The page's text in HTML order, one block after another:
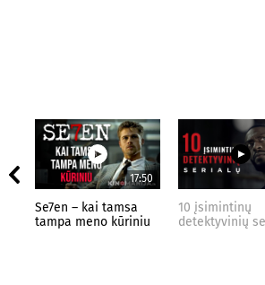
17:50
Se7en – kai tamsa
tampa meno kūriniu
10 įsimintinų
detektyvinių